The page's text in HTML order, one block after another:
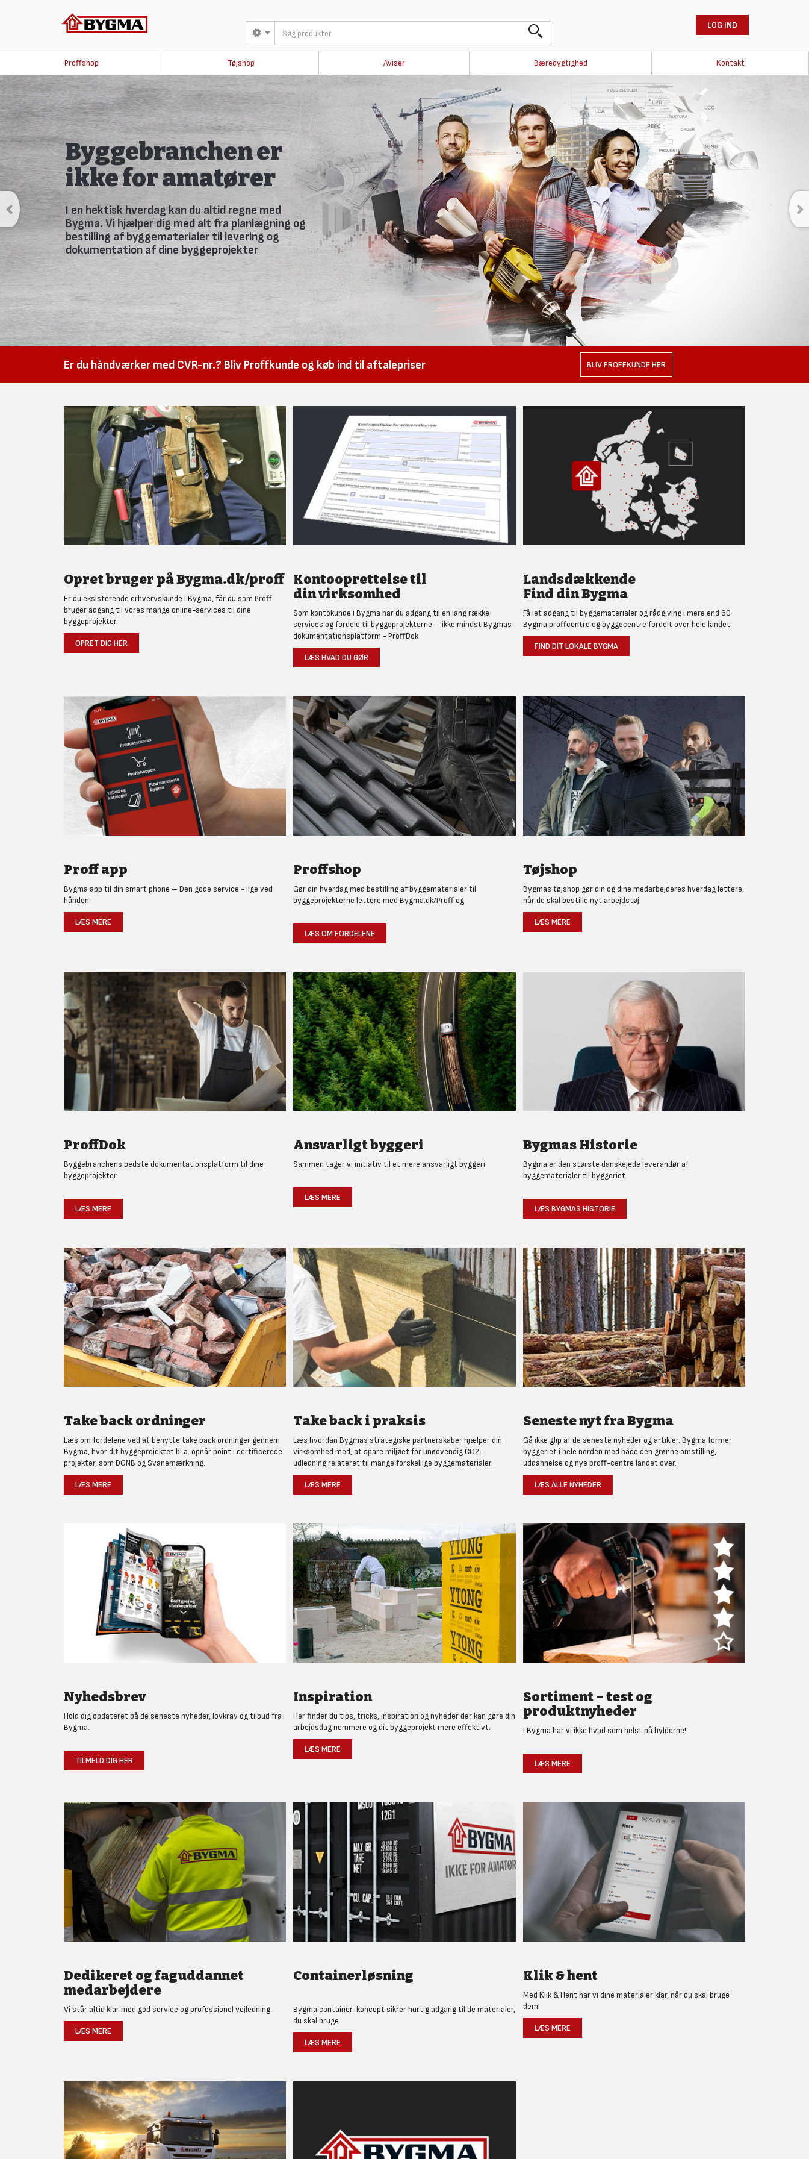
LOG IND
Proffshop Tøjshop Aviser Bæredygtighed Kontakt
Savner du avisen i
skurvognen?
Fremover udkommer avisen kun online. Tilmeld dig Bygmas nyhedsbrev,
så går du ikke glip af noget.
TILMELD DIG HER
Er du håndværker med CVR-nr.? Bliv Proffkunde og køb ind til aftalepriser BLIV PROFFKUNDE HER
Opret bruger på Bygma.dk/proff
Er du eksisterende erhvervskunde i Bygma, får du som Proff
bruger adgang til vores mange online-services til dine
byggeprojekter.
OPRET DIG HER
Kontooprettelse til
din virksomhed
Som kontokunde i Bygma har du adgang til en lang række
services og fordele til byggeprojekterne – ikke mindst Bygmas
dokumentationsplatform - ProffDok
LÆS HVAD DU GØR
Landsdækkende
Find din Bygma
Få let adgang til byggematerialer og rådgiving i mere end 60
Bygma proffcentre og byggecentre fordelt over hele landet.
FIND DIT LOKALE BYGMA
Proff app
Bygma app til din smart phone – Den gode service - lige ved
hånden
LÆS MERE
Proffshop
Gør din hverdag med bestilling af byggematerialer til
byggeprojekterne lettere med Bygma.dk/Proff og
LÆS OM FORDELENE
Tøjshop
Bygmas tøjshop gør din og dine medarbejderes hverdag lettere,
når de skal bestille nyt arbejdstøj
LÆS MERE
ProffDok
Byggebranchens bedste dokumentationsplatform til dine
byggeprojekter
LÆS MERE
Ansvarligt byggeri
Sammen tager vi initiativ til et mere ansvarligt byggeri
LÆS MERE
Bygmas Historie
Bygma er den største danskejede leverandør af
byggematerialer til byggeriet
LÆS BYGMAS HISTORIE
Take back ordninger
Læs om fordelene ved at benytte take back ordninger gennem
Bygma, hvor dit byggeprojektet bl.a. opnår point i certificerede
projekter, som DGNB og Svanemærkning.
LÆS MERE
Take back i praksis
Læs hvordan Bygmas strategiske partnerskaber hjælper din
virksomhed med, at spare miljøet for unødvendig CO2-
udledning relateret til mange forskellige byggematerialer.
LÆS MERE
Seneste nyt fra Bygma
Gå ikke glip af de seneste nyheder og artikler. Bygma former
byggeriet i hele norden med både den grønne omstilling,
uddannelse og nye proff-centre landet over.
LÆS ALLE NYHEDER
Nyhedsbrev
Hold dig opdateret på de seneste nyheder, lovkrav og tilbud fra
Bygma.
TILMELD DIG HER
Inspiration
Her finder du tips, tricks, inspiration og nyheder der kan gøre din
arbejdsdag nemmere og dit byggeprojekt mere effektivt.
LÆS MERE
Sortiment – test og
produktnyheder
I Bygma har vi ikke hvad som helst på hylderne!
LÆS MERE
Dedikeret og faguddannet
medarbejdere
Vi står altid klar med god service og professionel vejledning.
LÆS MERE
Containerløsning
Bygma container-koncept sikrer hurtig adgang til de materialer,
du skal bruge.
LÆS MERE
Klik & hent
Med Klik & Hent har vi dine materialer klar, når du skal bruge
dem!
LÆS MERE